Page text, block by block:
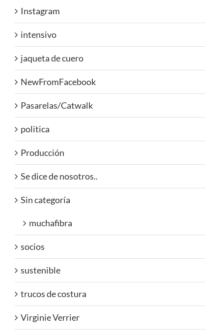
Instagram
intensivo
jaqueta de cuero
NewFromFacebook
Pasarelas/Catwalk
politica
Producción
Se dice de nosotros..
Sin categoría
muchafibra
socios
sustenible
trucos de costura
Virginie Verrier